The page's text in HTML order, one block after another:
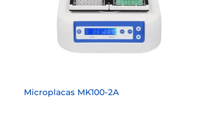
Microplacas MK100-2A